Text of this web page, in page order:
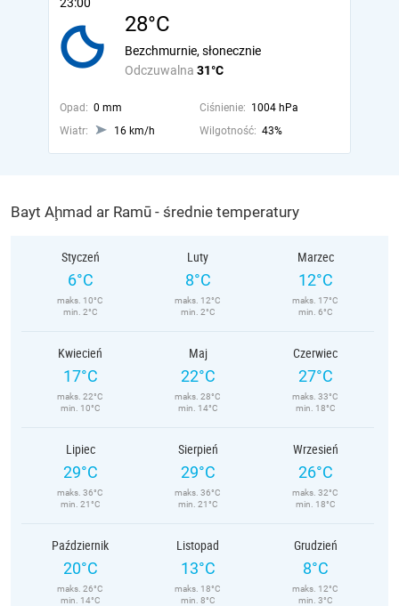
28°C
Odczuwalna 31°C
Bezchmurnie, słonecznie
Opad: 0 mm Ciśnienie: 1004 hPa
Wiatr:
16 km/h Wilgotność: 43%
Bayt Aḩmad ar Ramū - średnie temperatury
Styczeń
6°C
maks. 10°C
min. 2°C
Luty
8°C
maks. 12°C
min. 2°C
Marzec
12°C
maks. 17°C
min. 6°C
Kwiecień
17°C
maks. 22°C
min. 10°C
Maj
22°C
maks. 28°C
min. 14°C
Czerwiec
27°C
maks. 33°C
min. 18°C
Lipiec
29°C
maks. 36°C
min. 21°C
Sierpień
29°C
maks. 36°C
min. 21°C
Wrzesień
26°C
maks. 32°C
min. 18°C
Październik
20°C
maks. 26°C
min. 14°C
Listopad
13°C
maks. 18°C
min. 8°C
Grudzień
8°C
maks. 12°C
min. 3°C